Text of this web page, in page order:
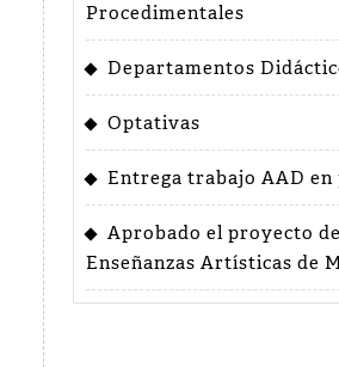
Procedimentales
Departamentos
Optativas
Entrega trabajo AAD en
Aprobado el proyecto
Enseñanzas Artísticas de